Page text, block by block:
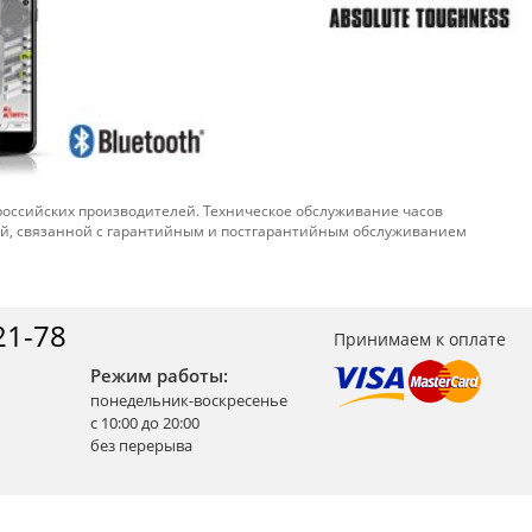
производителей. Техническое обслуживание часов
связанной с гарантийным и постгарантийным обслуживанием
78
Режим работы:
понедельник-воскресенье
с 10:00 до 20:00
без перерыва
Принимаем к оплате